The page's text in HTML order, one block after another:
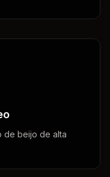
de beijo de alta